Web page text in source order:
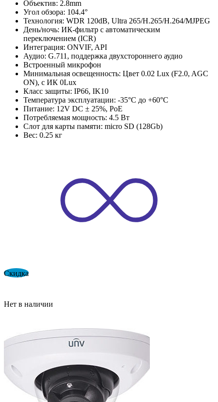
Объектив: 2.8mm
Угол обзора: 104.4°
Технология: WDR 120dB, Ultra 265/H.265/H.264/MJPEG
День/ночь: ИК-фильтр с автоматическим
переключением (ICR)
Интеграция: ONVIF, API
Аудио: G.711, поддержка двухстороннего аудио
Встроенный микрофон
Минимальная освещенность: Цвет 0.02 Lux (F2.0, AGC
ON), c ИК 0Lux
Класс защиты: IP66, IK10
Температура эксплуатации: -35°C до +60°C
Питание: 12V DC ± 25%, PoE
Потребляемая мощность: 4.5 Вт
Слот для карты памяти: micro SD (128Gb)
Вес: 0.25 кг
Скидка
Нет в наличии